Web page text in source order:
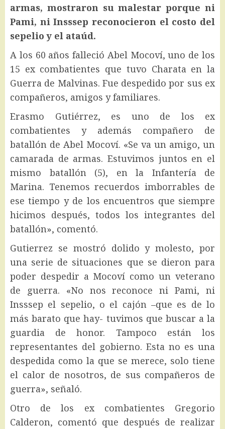
armas, mostraron su malestar porque ni
Pami, ni Insssep reconocieron el costo del
sepelio y el ataúd.
A los 60 años falleció Abel Mocoví, uno de los
15 ex combatientes que tuvo Charata en la
Guerra de Malvinas. Fue despedido por sus ex
compañeros, amigos y familiares.
Erasmo Gutiérrez, es uno de los ex
combatientes y además compañero de
batallón de Abel Mocoví. «Se va un amigo, un
camarada de armas. Estuvimos juntos en el
mismo batallón (5), en la Infantería de
Marina. Tenemos recuerdos imborrables de
ese tiempo y de los encuentros que siempre
hicimos después, todos los integrantes del
batallón», comentó.
Gutierrez se mostró dolido y molesto, por
una serie de situaciones que se dieron para
poder despedir a Mocoví como un veterano
de guerra. «No nos reconoce ni Pami, ni
Insssep el sepelio, o el cajón –que es de lo
más barato que hay- tuvimos que buscar a la
guardia de honor. Tampoco están los
representantes del gobierno. Esta no es una
despedida como la que se merece, solo tiene
el calor de nosotros, de sus compañeros de
guerra», señaló.
Otro de los ex combatientes Gregorio
Calderon, comentó que después de realizar